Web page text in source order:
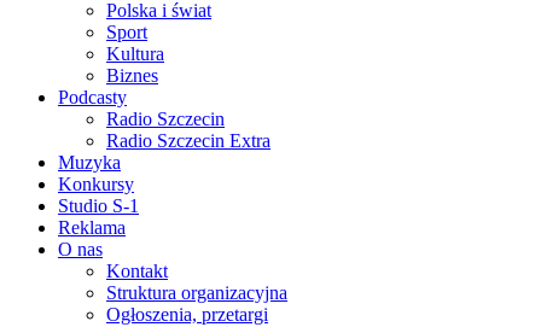
Polska i świat
Sport
Kultura
Biznes
Podcasty
Radio Szczecin
Radio Szczecin Extra
Muzyka
Konkursy
Studio S-1
Reklama
O nas
Kontakt
Struktura organizacyjna
Ogłoszenia, przetargi